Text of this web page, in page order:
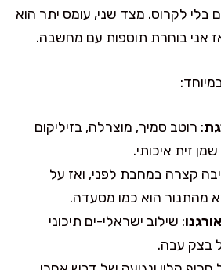
בלי לקרוס. מצד שני, עומס יתר הוא
אני בוחרת תוספות עם מחשבה.
: רוטב סמיך, מוצרלה, בזיליקום
זית איכותי.
קצרה במחבת לפני, ואז על
מהתנור הוא כמו מסעדה.
: שילוב ישראלי-ים תיכוני
בצק עבה.